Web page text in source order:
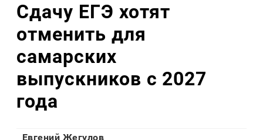
Сдачу ЕГЭ хотят
отменить для
самарских
выпускников с 2027
года
Евгений Жегулов